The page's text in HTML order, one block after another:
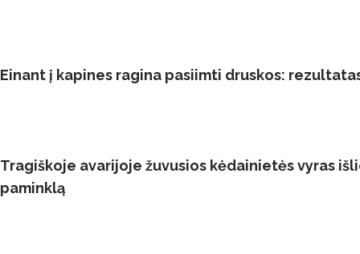
Einant į kapines ragina pasiimti druskos:
Tragiškoje avarijoje žuvusios kėdainietės vyras
paminklą